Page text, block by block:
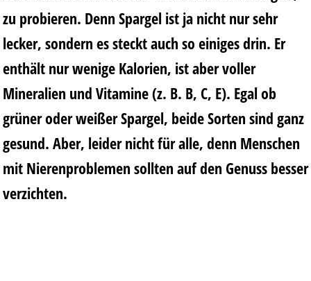
zu probieren. Denn Spargel ist ja nicht nur sehr
lecker, sondern es steckt auch so einiges drin. Er
enthält nur wenige Kalorien, ist aber voller
Mineralien und Vitamine (z. B. B, C, E). Egal ob
grüner oder weißer Spargel, beide Sorten sind ganz
gesund. Aber, leider nicht für alle, denn Menschen
mit Nierenproblemen sollten auf den Genuss besser
verzichten.